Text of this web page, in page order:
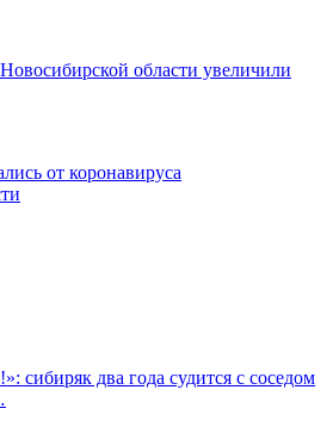
области увеличили
от коронавируса
сибиряк два года судится с соседом